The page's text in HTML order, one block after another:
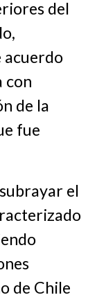
del
acuerdo
con
de la
fue
el
de Chile